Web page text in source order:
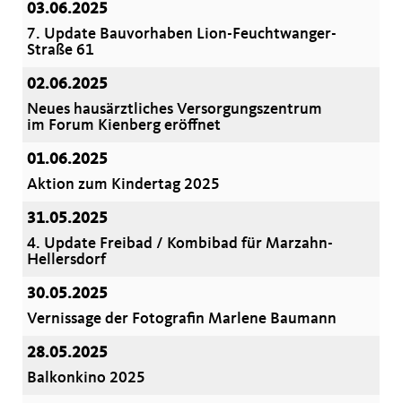
03.06.2025
7. Update Bauvorhaben Lion-Feuchtwanger-
Straße 61
02.06.2025
Neues hausärztliches Versorgungszentrum
im Forum Kienberg eröffnet
01.06.2025
Aktion zum Kindertag 2025
31.05.2025
4. Update Freibad / Kombibad für Marzahn-
Hellersdorf
30.05.2025
Vernissage der Fotografin Marlene Baumann
28.05.2025
Balkonkino 2025